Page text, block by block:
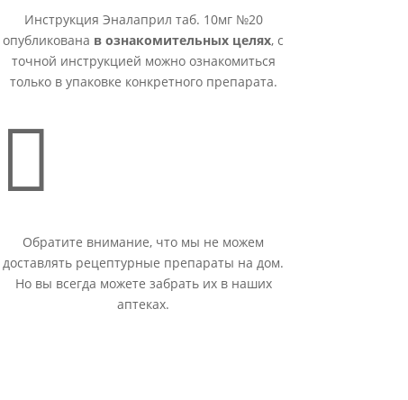
Инструкция Эналаприл таб. 10мг №20
опубликована в ознакомительных целях, с
точной инструкцией можно ознакомиться
только в упаковке конкретного препарата.

Обратите внимание, что мы не можем
доставлять рецептурные препараты на дом.
Но вы всегда можете забрать их в наших
аптеках.